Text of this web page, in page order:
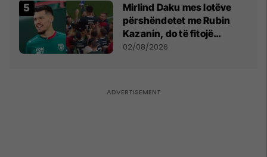
Mirlind Daku mes lotëve
përshëndetet me Rubin
Kazanin, do të fitojë
miliona te Spartak Moska
02/08/2026